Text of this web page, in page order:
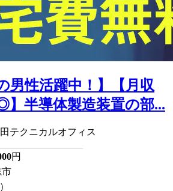
男性活躍中！】【月収
】半導体製造装置の部...
田テクニカルオフィス
円
市